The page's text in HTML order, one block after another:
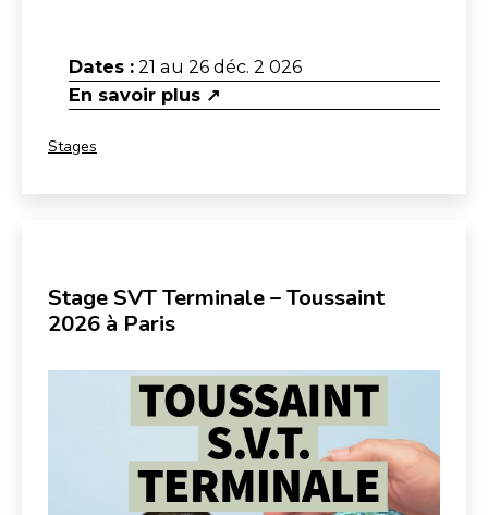
Dates : 21 au 26 déc. 2 026
En savoir plus ↗
Catégorisé
Stages
Stage SVT Terminale – Toussaint
2026 à Paris